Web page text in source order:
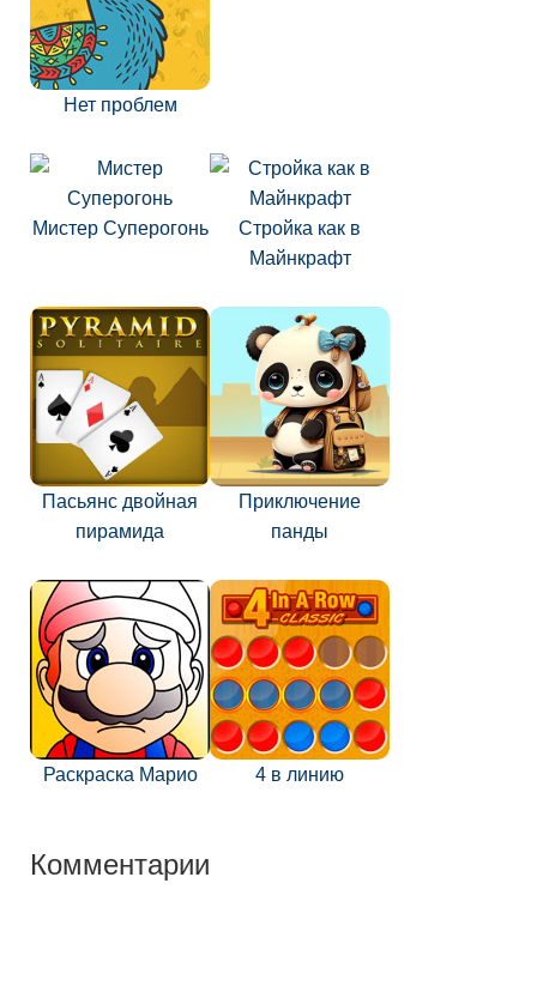
Нет проблем
Мистер Суперогонь
Стройка как в
Майнкрафт
Пасьянс двойная
пирамида
Приключение
панды
Раскраска Марио 4 в линию
Комментарии